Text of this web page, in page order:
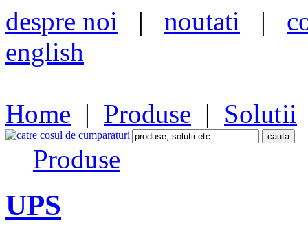
despre noi | noutati |
english
Home | Produse | Solutii
Produse
UPS